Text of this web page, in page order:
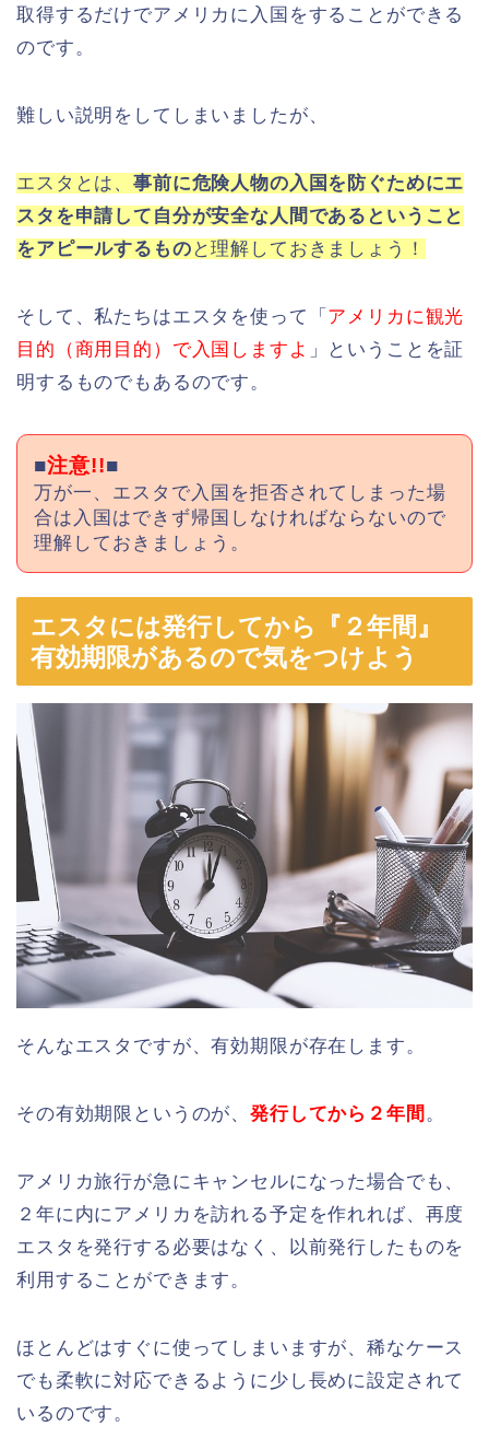
取得するだけでアメリカに入国をすることができる
のです。
難しい説明をしてしまいましたが、
エスタとは、事前に危険人物の入国を防ぐためにエ
スタを申請して自分が安全な人間であるということ
をアピールするもの と理解しておきましょう！
そして、私たちはエスタを使って「 アメリカに観光
目的（商用目的）で入国しますよ 」ということを証
明するものでもあるのです。
■注意!!■
万が一、エスタで入国を拒否されてしまった場
合は入国はできず帰国しなければならないので
理解しておきましょう。
エスタには発行してから『２年間』
有効期限があるので気をつけよう
そんなエスタですが、有効期限が存在します。
その有効期限というのが、発行してから２年間 。
アメリカ旅行が急にキャンセルになった場合でも、
２年に内にアメリカを訪れる予定を作れれば、再度
エスタを発行する必要はなく、以前発行したものを
利用することができます。
ほとんどはすぐに使ってしまいますが、稀なケース
でも柔軟に対応できるように少し長めに設定されて
いるのです。